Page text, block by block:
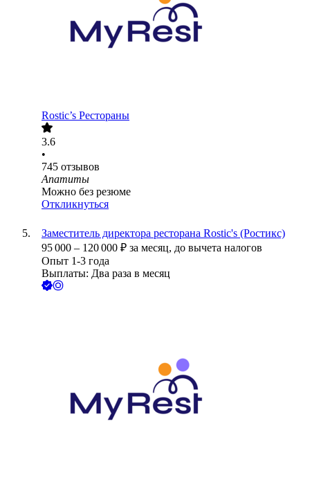
Rostic’s Рестораны
3.6
•
745 отзывов
Апатиты
Можно без резюме
Откликнуться
Заместитель директора ресторана Rostic's (Ростикс)
95 000 – 120 000 ₽ за месяц, до вычета налогов
Опыт 1-3 года
Выплаты: Два раза в месяц